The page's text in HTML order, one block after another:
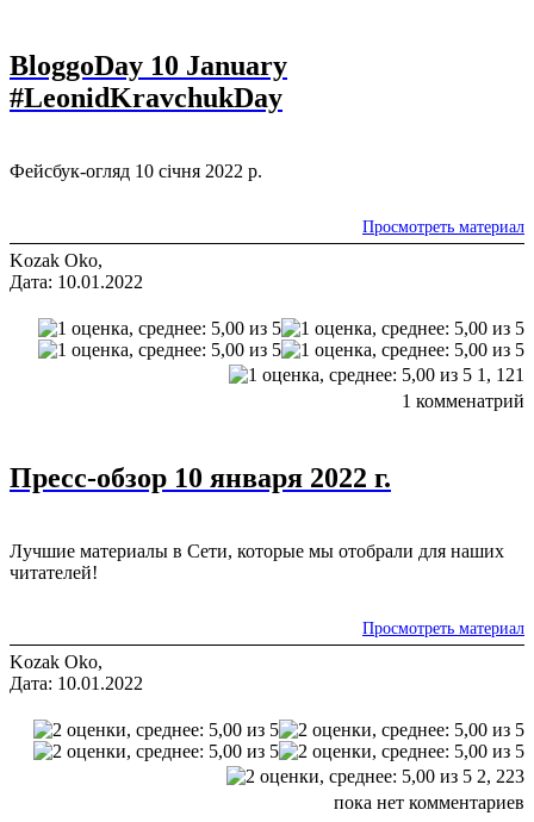
BloggoDay 10 January
#LeonidKravchukDay
Фейсбук-огляд 10 січня 2022 р.
Просмотреть материал
Kozak Oko,
Дата: 10.01.2022
1, 121
1 комменатрий
Пресс-обзор 10 января 2022 г.
Лучшие материалы в Сети, которые мы отобрали для наших
читателей!
Просмотреть материал
Kozak Oko,
Дата: 10.01.2022
2, 223
пока нет комментариев